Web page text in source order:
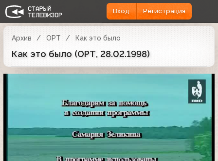
Вход Регистрация
Архив ОРТ Как это было
Как это было (ОРТ, 28.02.1998)